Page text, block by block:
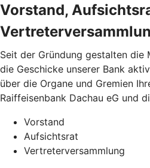
Vorstand,
Seit der Gründung gestalten die
die Geschicke unserer Bank
über die Organe und Gremien
Raiffeisenbank Dachau eG und
Vorstand
Aufsichtsrat
Vertreterversammlung